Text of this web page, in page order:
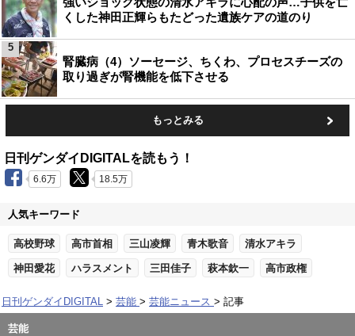
くした神田正輝らもたどった遺族ケアの道のり
腎臓病（4）ソーセージ、ちくわ、プロセスチーズの
取り過ぎが腎機能を低下させる
5
もっとみる
日刊ゲンダイDIGITALを読もう！
6.6万 18.5万
人気キーワード
高校野球 高市首相 三山凌輝 青木歌音 清水アキラ
神田愛花 ハラスメント 三田佳子 萩本欽一 高市政権
日刊ゲンダイDIGITAL 芸能 芸能ニュース 記事
芸能